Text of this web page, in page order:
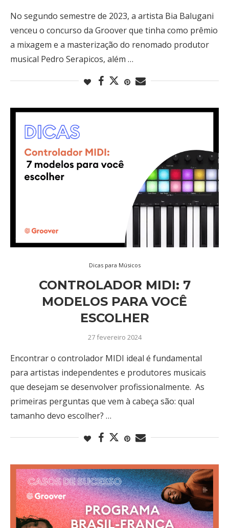
No segundo semestre de 2023, a artista Bia Balugani
venceu o concurso da Groover que tinha como prêmio
a mixagem e a masterização do renomado produtor
musical Pedro Serapicos, além …
Dicas para Músicos
CONTROLADOR MIDI: 7
MODELOS PARA VOCÊ
ESCOLHER
27 fevereiro 2024
Encontrar o controlador MIDI ideal é fundamental
para artistas independentes e produtores musicais
que desejam se desenvolver profissionalmente. As
primeiras perguntas que vem à cabeça são: qual
tamanho devo escolher? …